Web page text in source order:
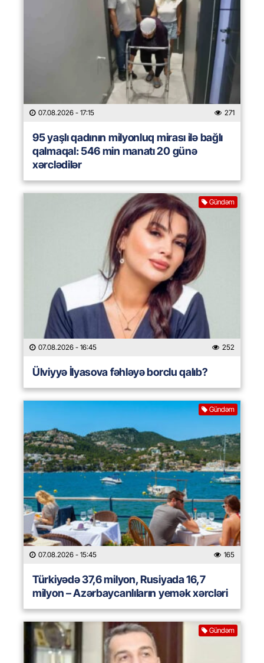
07.08.2026 - 17:15 271
95 yaşlı qadının milyonluq mirası ilə bağlı
qalmaqal: 546 min manatı 20 günə
xərclədilər
Gündəm
07.08.2026 - 16:45 252
Ülviyyə İlyasova fəhləyə borclu qalıb?
Gündəm
07.08.2026 - 15:45 165
Türkiyədə 37,6 milyon, Rusiyada 16,7
milyon – Azərbaycanlıların yemək xərcləri
Gündəm